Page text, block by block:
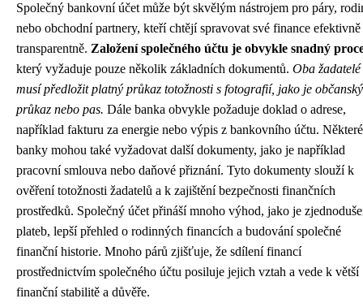
Společný bankovní účet může být skvělým nástrojem pro páry,
nebo obchodní partnery, kteří chtějí spravovat své finance efektivně
transparentně. Založení společného účtu je obvykle snadný
který vyžaduje pouze několik základních dokumentů. Oba žadatelé
musí předložit platný průkaz totožnosti s fotografií, jako je občanský
průkaz nebo pas. Dále banka obvykle požaduje doklad o adrese,
například fakturu za energie nebo výpis z bankovního účtu. Některé
banky mohou také vyžadovat další dokumenty, jako je například
pracovní smlouva nebo daňové přiznání. Tyto dokumenty slouží k
ověření totožnosti žadatelů a k zajištění bezpečnosti finančních
prostředků. Společný účet přináší mnoho výhod, jako je
plateb, lepší přehled o rodinných financích a budování společné
finanční historie. Mnoho párů zjišťuje, že sdílení financí
prostřednictvím společného účtu posiluje jejich vztah a vede k větší
finanční stabilitě a důvěře.